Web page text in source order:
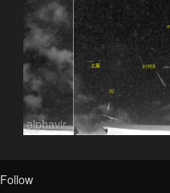
alphavir
Follow